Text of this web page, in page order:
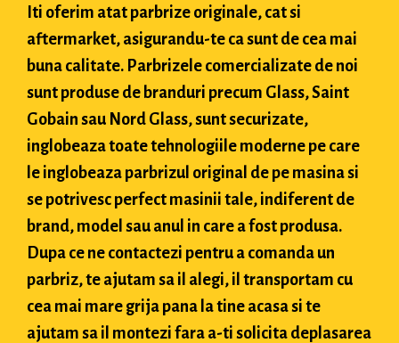
Iti oferim atat parbrize originale, cat si
aftermarket, asigurandu-te ca sunt de cea mai
buna calitate. Parbrizele comercializate de noi
sunt produse de branduri precum Glass, Saint
Gobain sau Nord Glass, sunt securizate,
inglobeaza toate tehnologiile moderne pe care
le inglobeaza parbrizul original de pe masina si
se potrivesc perfect masinii tale, indiferent de
brand, model sau anul in care a fost produsa.
Dupa ce ne contactezi pentru a comanda un
parbriz, te ajutam sa il alegi, il transportam cu
cea mai mare grija pana la tine acasa si te
ajutam sa il montezi fara a-ti solicita deplasarea